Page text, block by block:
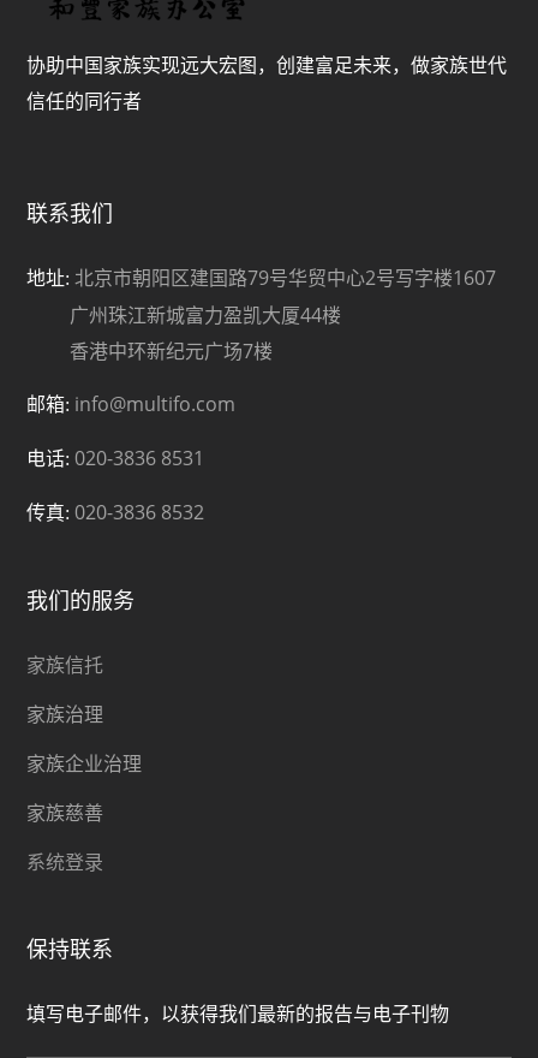
协助中国家族实现远大宏图，创建富足未来，做家族世代
信任的同行者
联系我们
地址: 北京市朝阳区建国路79号华贸中心2号写字楼1607
广州珠江新城富力盈凯大厦44楼
香港中环新纪元广场7楼
邮箱: info@multifo.com
电话: 020-3836 8531
传真: 020-3836 8532
我们的服务
家族信托
家族治理
家族企业治理
家族慈善
系统登录
保持联系
填写电子邮件，以获得我们最新的报告与电子刊物